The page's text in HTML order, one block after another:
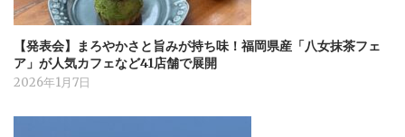
【発表会】まろやかさと旨みが持ち味！福岡県産「八女抹茶フェ
ア」が人気カフェなど41店舗で展開
2026年1月7日